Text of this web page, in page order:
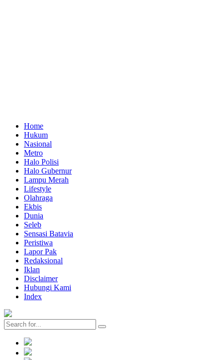
Home
Hukum
Nasional
Metro
Halo Polisi
Halo Gubernur
Lampu Merah
Lifestyle
Olahraga
Ekbis
Dunia
Seleb
Sensasi Batavia
Peristiwa
Lapor Pak
Redaksional
Iklan
Disclaimer
Hubungi Kami
Index